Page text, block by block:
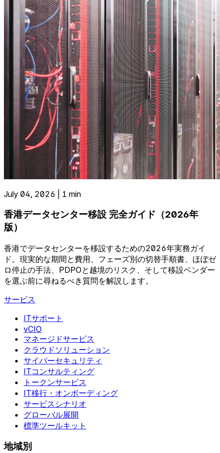
July 04, 2026 | 1 min
香港データセンター移設 完全ガイド（2026年
版）
香港でデータセンターを移設するための2026年実務ガイ
ド。現実的な期間と費用、フェーズ別の切替手順書、ほぼゼ
ロ停止の手法、PDPOと越境のリスク、そして移設ベンダー
を選ぶ前に尋ねるべき質問を解説します。
サービス
ITサポート
vCIO
マネージドサービス
クラウドソリューション
サイバーセキュリティ
ITコンサルティング
トークンサービス
IT移行・オンボーディング
サービスシナリオ
グローバル展開
標準ツールキット
地域別